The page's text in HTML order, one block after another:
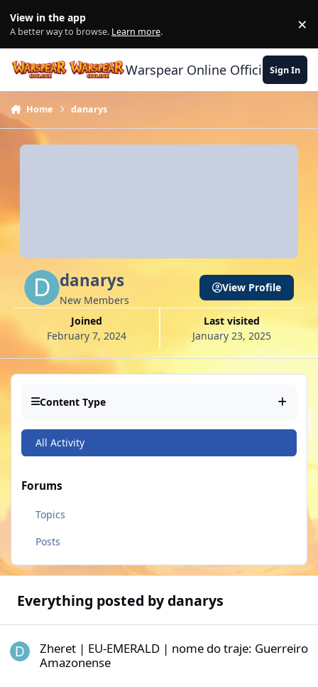
View in the app
A better way to browse. Learn more. ×
Warspear Online Official Forum
Sign In
Home danarys
danarys
New Members
Joined
February 7, 2024
Last visited
January 23, 2025
View Profile
Content Type
All Activity
Forums
Topics
Posts
Everything posted by danarys
Zheret | EU-EMERALD | nome do traje: Guerreiro
Amazonense